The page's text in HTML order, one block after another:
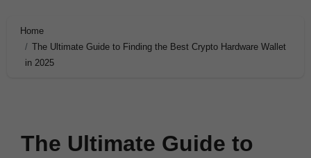
Home
The Ultimate Guide to Finding the Best Crypto Hardware Wallet
in 2025
The Ultimate Guide to